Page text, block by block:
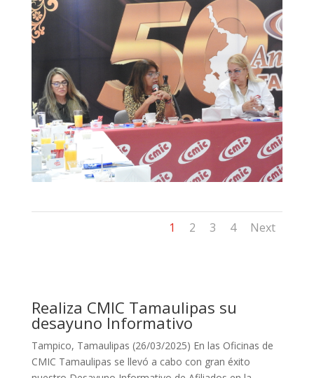
1 2 3 4 Next
Realiza CMIC Tamaulipas su
desayuno Informativo
Tampico, Tamaulipas (26/03/2025) En las Oficinas de
CMIC Tamaulipas se llevó a cabo con gran éxito